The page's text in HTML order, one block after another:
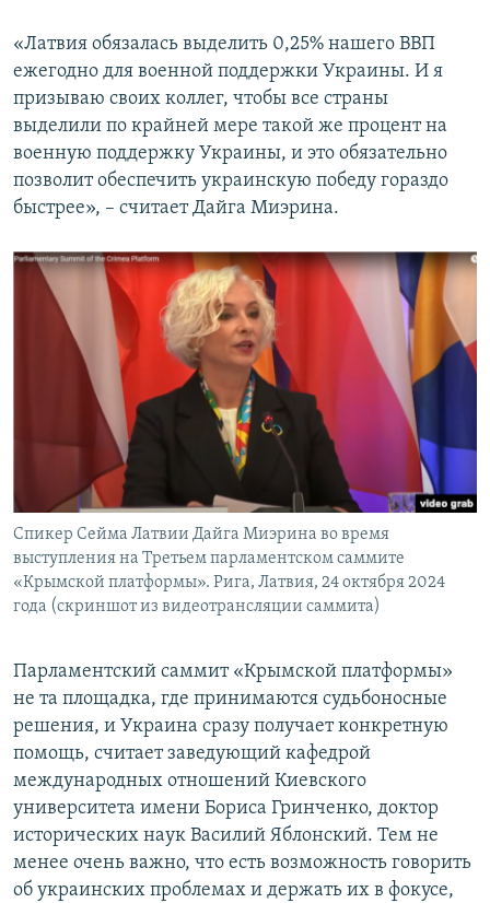
«Латвия обязалась выделить 0,25% нашего ВВП
ежегодно для военной поддержки Украины. И я
призываю своих коллег, чтобы все страны
выделили по крайней мере такой же процент на
военную поддержку Украины, и это обязательно
позволит обеспечить украинскую победу гораздо
быстрее», – считает Дайга Миэрина.
Спикер Сейма Латвии Дайга Миэрина во время
выступления на Третьем парламентском саммите
«Крымской платформы». Рига, Латвия, 24 октября 2024
года (скриншот из видеотрансляции саммита)
Парламентский саммит «Крымской платформы»
не та площадка, где принимаются судьбоносные
решения, и Украина сразу получает конкретную
помощь, считает заведующий кафедрой
международных отношений Киевского
университета имени Бориса Гринченко, доктор
исторических наук Василий Яблонский. Тем не
менее очень важно, что есть возможность говорить
об украинских проблемах и держать их в фокусе,